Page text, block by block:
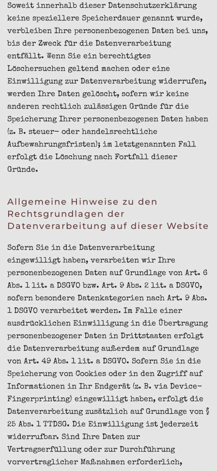
Soweit innerhalb dieser Datenschutzerklärung
keine speziellere Speicherdauer genannt wurde,
verbleiben Ihre personenbezogenen Daten bei uns,
bis der Zweck für die Datenverarbeitung
entfällt. Wenn Sie ein berechtigtes
Löschersuchen geltend machen oder eine
Einwilligung zur Datenverarbeitung widerrufen,
werden Ihre Daten gelöscht, sofern wir keine
anderen rechtlich zulässigen Gründe für die
Speicherung Ihrer personenbezogenen Daten haben
(z. B. steuer- oder handelsrechtliche
Aufbewahrungsfristen); im letztgenannten Fall
erfolgt die Löschung nach Fortfall dieser
Gründe.
Allgemeine Hinweise zu den
Rechtsgrundlagen der
Datenverarbeitung auf dieser Website
Sofern Sie in die Datenverarbeitung
eingewilligt haben, verarbeiten wir Ihre
personenbezogenen Daten auf Grundlage von Art. 6
Abs. 1 lit. a DSGVO bzw. Art. 9 Abs. 2 lit. a DSGVO,
sofern besondere Datenkategorien nach Art. 9 Abs.
1 DSGVO verarbeitet werden. Im Falle einer
ausdrücklichen Einwilligung in die Übertragung
personenbezogener Daten in Drittstaaten erfolgt
die Datenverarbeitung außerdem auf Grundlage
von Art. 49 Abs. 1 lit. a DSGVO. Sofern Sie in die
Speicherung von Cookies oder in den Zugriff auf
Informationen in Ihr Endgerät (z. B. via Device-
Fingerprinting) eingewilligt haben, erfolgt die
Datenverarbeitung zusätzlich auf Grundlage von §
25 Abs. 1 TTDSG. Die Einwilligung ist jederzeit
widerrufbar. Sind Ihre Daten zur
Vertragserfüllung oder zur Durchführung
vorvertraglicher Maßnahmen erforderlich,